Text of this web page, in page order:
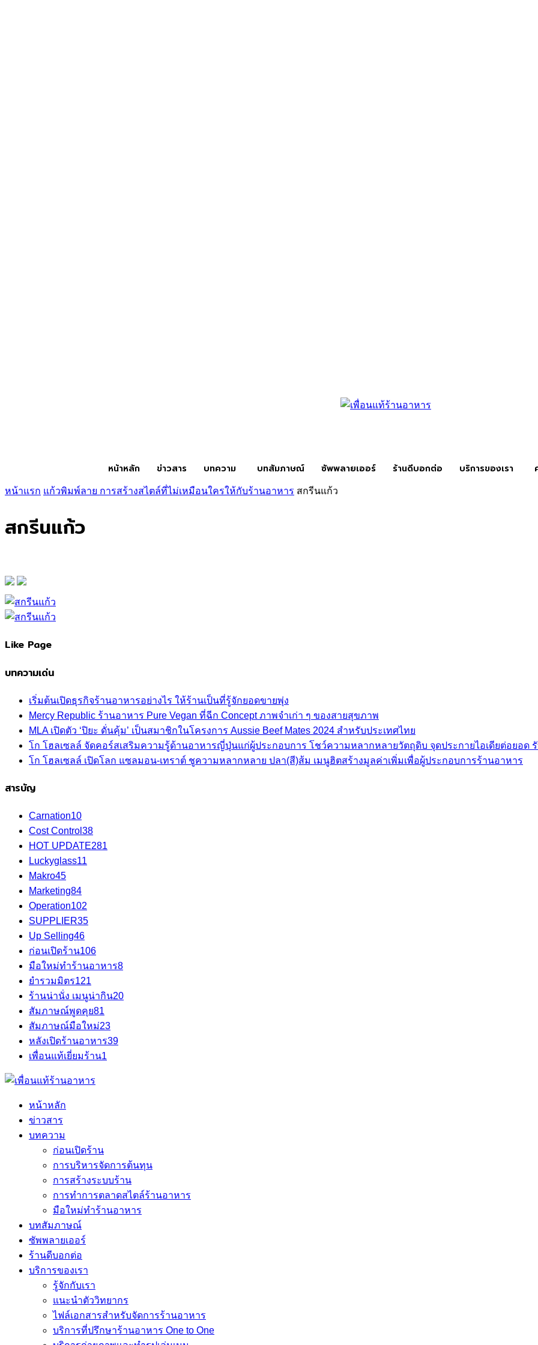
หน้าหลัก ข่าวสาร บทความ บทสัมภาษณ์ ซัพพลายเออร์ ร้านดีบอกต่อ บริการของเรา
หน้าแรก แก้วพิมพ์ลาย การสร้างสไตล์ที่ไม่เหมือนใครให้กับร้านอาหาร สกรีนแก้ว
สกรีนแก้ว
Like Page
บทความเด่น
เริ่มต้นเปิดธุรกิจร้านอาหารอย่างไร ให้ร้านเป็นที่รู้จักยอดขายพุ่ง
Mercy Republic ร้านอาหาร Pure Vegan ที่ฉีก Concept ภาพจำเก่า ๆ ของสายสุขภาพ
MLA เปิดตัว ‘ปิยะ ดั่นคุ้ม’ เป็นสมาชิกในโครงการ Aussie Beef Mates 2024 สำหรับประเทศไทย
โก โฮลเซลล์ จัดคอร์สเสริมความรู้ด้านอาหารญี่ปุ่นแก่ผู้ประกอบการ โชว์ความหลากหลายวัตถุดิบ จุดประกายไอเดียต่อยอด
โก โฮลเซลล์ เปิดโลก แซลมอน-เทราต์ ชูความหลากหลาย ปลา(สี)ส้ม เมนูฮิตสร้างมูลค่าเพิ่มเพื่อผู้ประกอบการร้านอาหาร
สารบัญ
Carnation10
Cost Control 38
HOT UPDATE281
Luckyglass11
Makro45
Marketing84
Operation102
SUPPLIER35
Up Selling46
ก่อนเปิดร้าน106
มือใหม่ทำร้านอาหาร8
ยำรวมมิตร121
ร้านน่านั่ง เมนูน่ากิน20
สัมภาษณ์พูดคุย81
สัมภาษณ์มือใหม่23
หลังเปิดร้านอาหาร39
เพื่อนแท้เยี่ยมร้าน1
หน้าหลัก
ข่าวสาร
บทความ
ก่อนเปิดร้าน
การบริหารจัดการต้นทุน
การสร้างระบบร้าน
การทำการตลาดสไตล์ร้านอาหาร
มือใหม่ทำร้านอาหาร
บทสัมภาษณ์
ซัพพลายเออร์
ร้านดีบอกต่อ
บริการของเรา
รู้จักกับเรา
แนะนำตัววิทยากร
ไฟล์เอกสารสำหรับจัดการร้านอาหาร
บริการที่ปรึกษาร้านอาหาร One to One